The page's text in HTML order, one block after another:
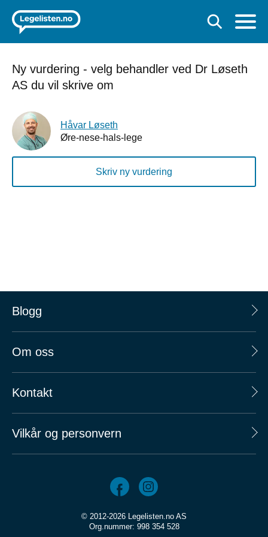
Ny vurdering - velg behandler ved Dr Løseth
AS du vil skrive om
Håvar Løseth
Øre-nese-hals-lege
Skriv ny vurdering
Blogg
Om oss
Kontakt
Vilkår og personvern
© 2012-2026 Legelisten.no AS
Org.nummer: 998 354 528